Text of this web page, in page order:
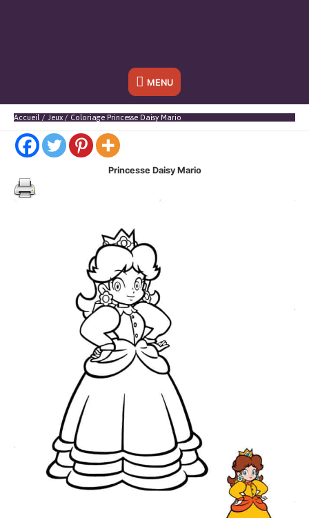
Sous
l'en-
MENU
Accueil Jeux Coloriage Princesse Daisy Mario
Princesse Daisy Mario